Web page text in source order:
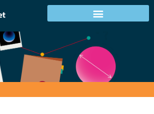
de projectos